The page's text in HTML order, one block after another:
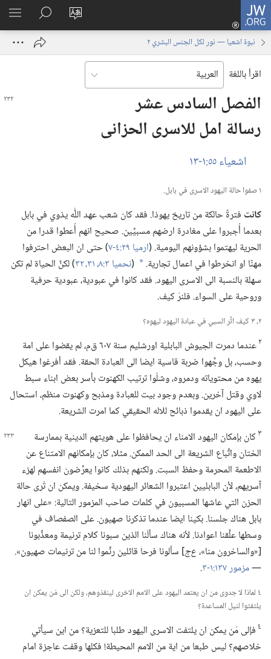
JW.ORG
تغيير
الموقع
تسجيل
الدخول
نافذة
البحث
في
JW.‎ORG
نبوة اشعيا —‏ نور لكل الجنس البشري ٢
اقرأ باللغة
الفصل السادس عشر
رسالة امل للاسرى الحزانى
اشعياء ٥٥:‏​١-‏١٣
١ صفوا حالة اليهود الاسرى في بابل.‏
كانت فترةً حالكة من تاريخ يهوذا.‏ فقد كان شعب عهد اللّٰه يذوي في بابل
بعدما أُجبروا على مغادرة ارضهم مسبيِّين.‏ صحيح انهم أُعطوا قدرا من
الحرية ليهتموا بشؤونهم اليومية.‏ (‏ارميا ٢٩:‏​٤-‏٧
‏)‏ حتى ان البعض احترفوا
مهنًا او انخرطوا في اعمال تجارية.‏ a
(‏نحميا ٣:‏​٨،‏
‏)‏ لكنَّ الحياة لم تكن
سهلة بالنسبة الى الاسرى اليهود.‏ فقد كانوا في عبودية،‏ عبودية حرفية
وروحية على السواء.‏ فلنرَ كيف.‏
٢،‏ ٣ كيف اثَّر السبي في عبادة اليهود ليهوه؟‏
٢
عندما دمرت الجيوش البابلية اورشليم سنة ٦٠٧ ق‌م،‏ لم يقضوا على امة
وحسب،‏ بل وجَّهوا ضربة قاسية ايضا الى العبادة الحقة.‏ فقد أفرغوا هيكل
يهوه من محتوياته ودمروه،‏ وشلّوا ترتيب الكهنوت بأسر بعض ابناء سبط
لاوي وقتل آخرين.‏ وبعدم وجود بيت للعبادة ومذبح وكهنوت منظم،‏ استحال
على اليهود ان يقدموا ذبائح للاله الحقيقي كما امرت الشريعة.‏
٣كان بإمكان اليهود الامناء ان يحافظوا على هويتهم الدينيةبممارسة
الختان واتِّباع الشريعة الى الحد الممكن.‏ مثلا،‏ كان بإمكانهم الامتناع عن
الاطعمة المحرمة وحفظ السبت.‏ ولكنهم بذلك كانوا يعرِّضون انفسهم لهزء
آسريهم،‏ لأن البابليين اعتبروا الشعائر اليهودية سخيفة.‏ ويمكن ان تُرى حالة
الحزن التي عاشها المسبيون في كلمات صاحب المزمور التالية:‏ «على انهار
بابل هناك جلسنا.‏ بكينا ايضا عندما تذكرنا صهيون.‏ على الصفصاف في
وسطها علَّقنا اعوادنا.‏ لأنه هناك سألَنا الذين سبونا كلام ترنيمة ومعذِّبونا
[«والساخرون منا»،‏ع‌ج‏] سألونا فرحا قائلين رنِّموا لنا من ترنيمات صهيون».‏
—‏مزمور ١٣٧:‏​١-‏٣ ‏.‏
٤ لماذا لا جدوى من ان يعتمد اليهود على الامم الاخرى لينقذوهم،‏ ولكن الى مَن يمكن ان
يلتفتوا لنيل المساعدة؟‏
٤ فإلى مَن يمكن ان يلتفت الاسرى اليهود طلبا للتعزية؟‏ من اين سيأتي
خلاصهم؟‏ ليس طبعا من اية من الامم المحيطة!‏ فكلها وقفت عاجزة امام